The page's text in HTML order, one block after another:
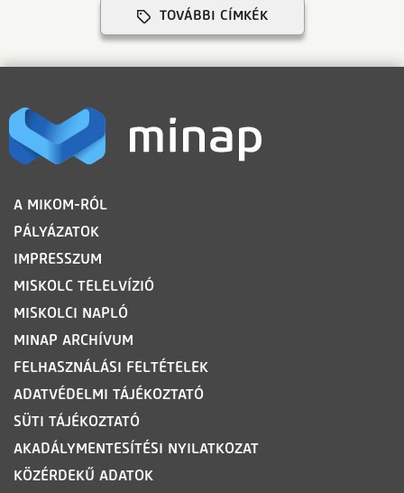
TOVÁBBI CÍMKÉK
LÁBLÉC
A MIKOM-RÓL
PÁLYÁZATOK
IMPRESSZUM
MISKOLC TELELVÍZIÓ
MISKOLCI NAPLÓ
MINAP ARCHÍVUM
FELHASZNÁLÁSI FELTÉTELEK
ADATVÉDELMI TÁJÉKOZTATÓ
SÜTI TÁJÉKOZTATÓ
AKADÁLYMENTESÍTÉSI NYILATKOZAT
KÖZÉRDEKŰ ADATOK